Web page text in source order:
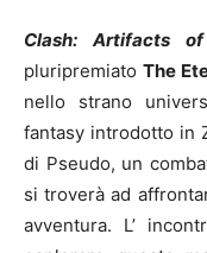
Clash: Artifacts
pluripremiato The
nello strano
fantasy introdotto in
di Pseudo, un
si troverà ad
avventura. L’